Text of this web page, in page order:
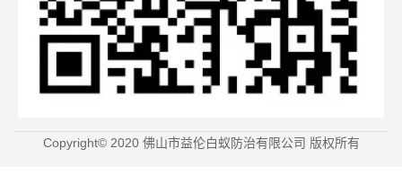
Copyright© 2020 佛山市益伦白蚁防治有限公司 版权所有